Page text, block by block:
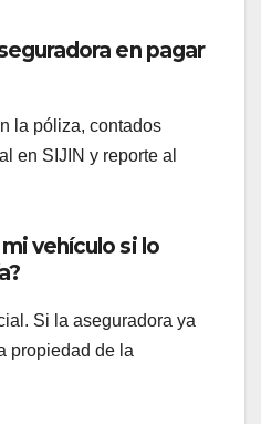
en pagar
la póliza, contados
en SIJIN y reporte al
vehículo si lo
Si la aseguradora ya
propiedad de la